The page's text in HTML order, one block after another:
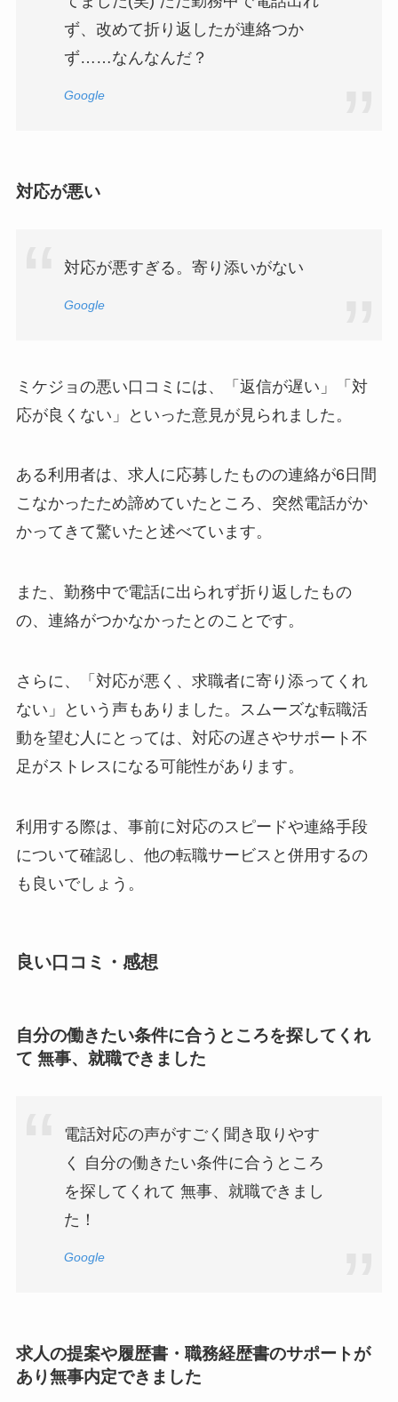
ず、改めて折り返したが連絡つか
ず……なんなんだ？
Google
対応が悪い
対応が悪すぎる。寄り添いがない
Google
ミケジョの悪い口コミには、「返信が遅い」「対
応が良くない」といった意見が見られました。
ある利用者は、求人に応募したものの連絡が6日間
こなかったため諦めていたところ、突然電話がか
かってきて驚いたと述べています。
また、勤務中で電話に出られず折り返したもの
の、連絡がつかなかったとのことです。
さらに、「対応が悪く、求職者に寄り添ってくれ
ない」という声もありました。スムーズな転職活
動を望む人にとっては、対応の遅さやサポート不
足がストレスになる可能性があります。
利用する際は、事前に対応のスピードや連絡手段
について確認し、他の転職サービスと併用するの
も良いでしょう。
良い口コミ・感想
自分の働きたい条件に合うところを探してくれ
て 無事、就職できました
電話対応の声がすごく聞き取りやす
く 自分の働きたい条件に合うところ
を探してくれて 無事、就職できまし
た！
Google
求人の提案や履歴書・職務経歴書のサポートが
あり無事内定できました